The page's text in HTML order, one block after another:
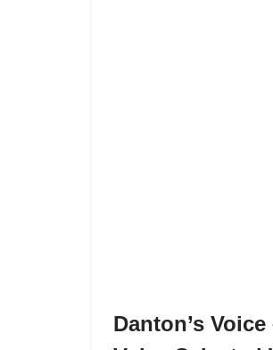
Danton’s Voice